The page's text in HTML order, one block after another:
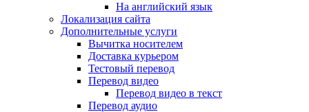
На английский язык
Локализация сайта
Дополнительные услуги
Вычитка носителем
Доставка курьером
Тестовый перевод
Перевод видео
Перевод видео в текст
Перевод аудио